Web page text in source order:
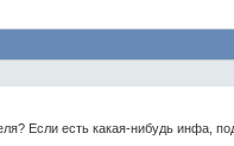
Если есть какая-нибудь инфа,